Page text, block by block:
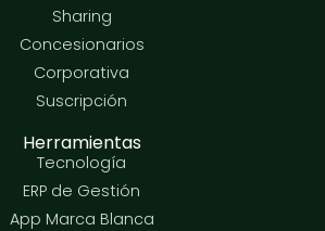
Sharing
Concesionarios
Corporativa
Suscripción
Herramientas
Tecnología
ERP de Gestión
App Marca Blanca